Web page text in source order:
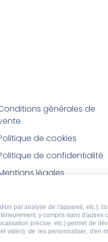
générales de
de cookies
de confidentialité
légales
remboursement
de rétractation
par analyse de l'appareil, etc.),
y compris dans d'autres
précise, etc.) permet de
vidéo), de les personnaliser, d'en